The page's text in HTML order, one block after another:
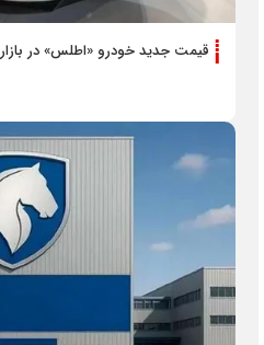
قیمت جدید خودرو «اطلس» در